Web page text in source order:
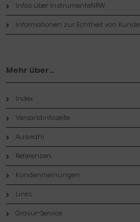
Infos über InstrumenteNRW
Informationen zur Echtheit von
Mehr über...
Index
Versandinfoseite
Auswahl
Referenzen
Kundenmeinungen
Links
Gravur-Service